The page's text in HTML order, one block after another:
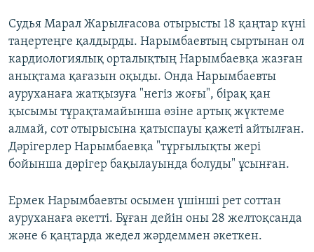
Судья Марал Жарылғасова отырысты 18 қаңтар күні
таңертеңге қалдырды. Нарымбаевтың сыртынан ол
кардиологиялық орталықтың Нарымбаевқа жазған
анықтама қағазын оқыды. Онда Нарымбаевты
ауруханаға жатқызуға "негіз жоғы", бірақ қан
қысымы тұрақтамайынша өзіне артық жүктеме
алмай, сот отырысына қатыспауы қажеті айтылған.
Дәрігерлер Нарымбаевқа "тұрғылықты жері
бойынша дәрігер бақылауында болуды" ұсынған.
Ермек Нарымбаевты осымен үшінші рет соттан
ауруханаға әкетті. Бұған дейін оны 28 желтоқсанда
және 6 қаңтарда жедел жәрдеммен әкеткен.